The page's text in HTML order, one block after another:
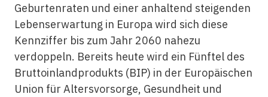
Geburtenraten und einer anhaltend steigenden
Lebenserwartung in Europa wird sich diese
Kennziffer bis zum Jahr 2060 nahezu
verdoppeln. Bereits heute wird ein Fünftel des
Bruttoinlandprodukts (BIP) in der Europäischen
Union für Altersvorsorge, Gesundheit und